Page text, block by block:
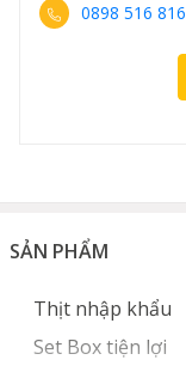
0898 516 816
SẢN PHẨM
Thịt nhập khẩu
Set Box tiện lợi